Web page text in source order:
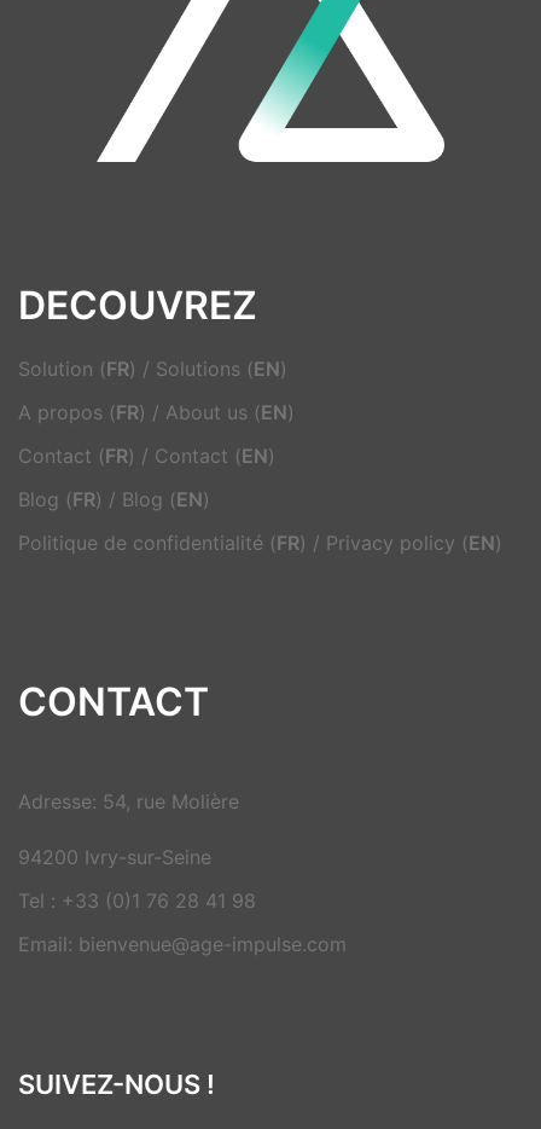
DECOUVREZ
Solution (FR) / Solutions (EN)
A propos (FR) / About us (EN)
Contact (FR) / Contact (EN)
Blog (FR) / Blog (EN)
Politique de confidentialité (FR) / Privacy policy (EN)
CONTACT
Adresse: 54, rue Molière
94200 Ivry-sur-Seine
Tel : +33 (0)1 76 28 41 98
Email: bienvenue@age-impulse.com
SUIVEZ-NOUS !